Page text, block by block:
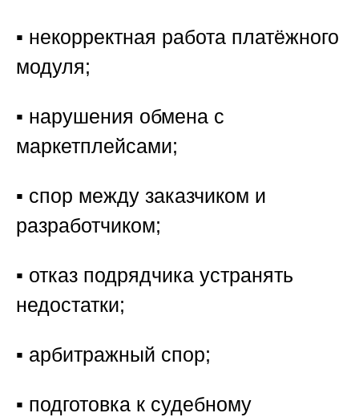
▪️ некорректная работа платёжного
модуля;
▪️ нарушения обмена с
маркетплейсами;
▪️ спор между заказчиком и
разработчиком;
▪️ отказ подрядчика устранять
недостатки;
▪️ арбитражный спор;
▪️ подготовка к судебному